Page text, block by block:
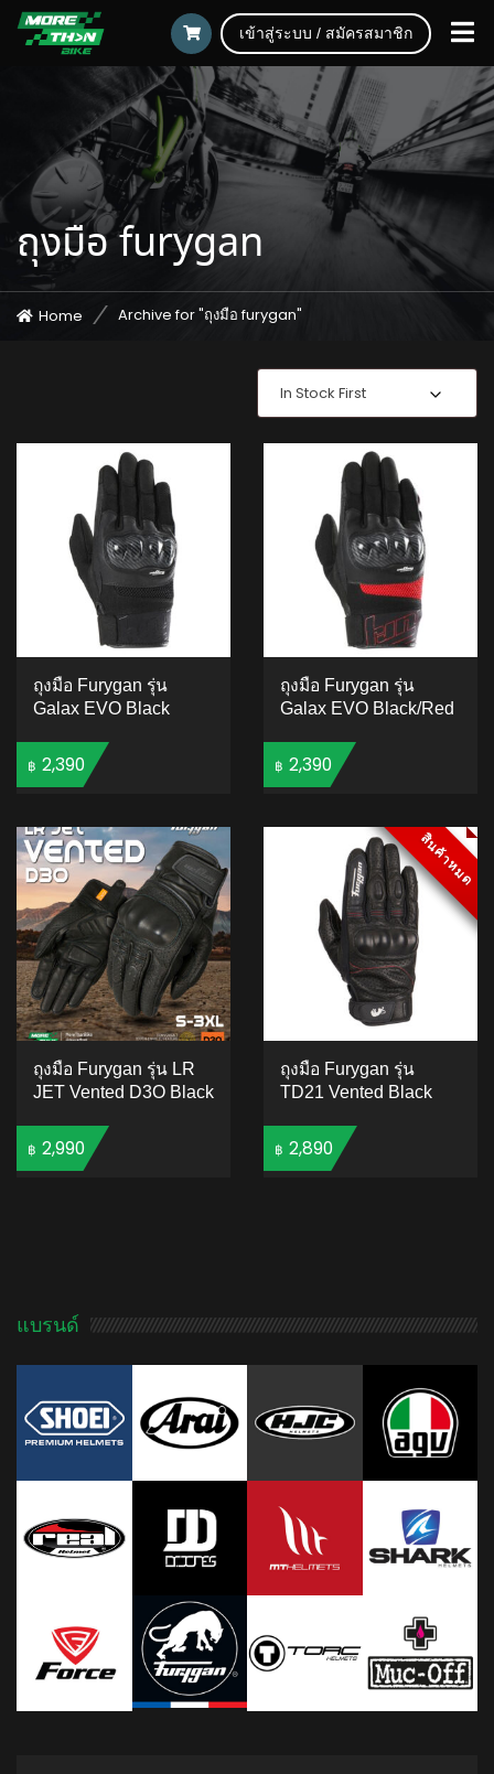
เข้าสู่ระบบ / สมัครสมาชิก
ถุงมือ furygan
Home Archive for "ถุงมือ furygan"
In Stock First
ถุงมือ Furygan รุ่น
Galax EVO Black
฿ 2,390
ถุงมือ Furygan รุ่น
Galax EVO Black/Red
฿ 2,390
ถุงมือ Furygan รุ่น LR
JET Vented D3O Black
฿ 2,990
สินค้าหมด
สินค้าหมด
ถุงมือ Furygan รุ่น
TD21 Vented Black
฿ 2,890
แบรนด์